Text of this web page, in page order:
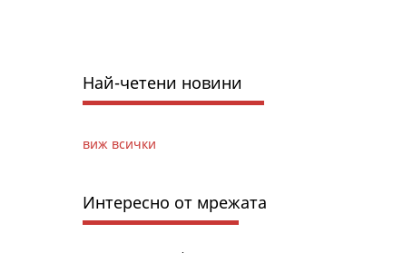
Най-четени новини
виж всички
Интересно от мрежата